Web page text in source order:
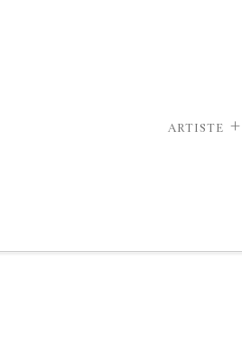
ARTISTE